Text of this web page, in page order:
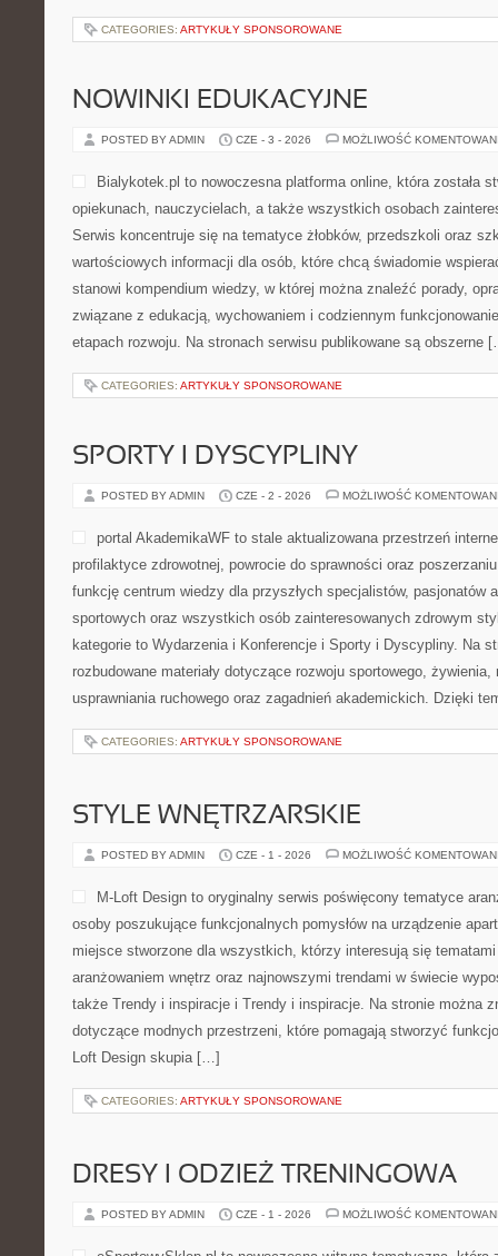
CATEGORIES: ARTYKUŁY SPONSOROWANE
NOWINKI EDUKACYJNE
POSTED BY ADMIN CZE - 3 - 2026 MOŻLIWOŚĆ
Bialykotek.pl to nowoczesna platforma online, która została
opiekunach, nauczycielach, a także wszystkich osobach
Serwis koncentruje się na tematyce żłobków, przedszkoli oraz
wartościowych informacji dla osób, które chcą świadomie
stanowi kompendium wiedzy, w której można znaleźć porady,
związane z edukacją, wychowaniem i codziennym
etapach rozwoju. Na stronach serwisu publikowane są obszerne
CATEGORIES: ARTYKUŁY SPONSOROWANE
SPORTY I DYSCYPLINY
POSTED BY ADMIN CZE - 2 - 2026 MOŻLIWOŚĆ
portal AkademikaWF to stale aktualizowana przestrzeń
profilaktyce zdrowotnej, powrocie do sprawności oraz
funkcję centrum wiedzy dla przyszłych specjalistów, pasjonatów
sportowych oraz wszystkich osób zainteresowanych zdrowym
kategorie to Wydarzenia i Konferencje i Sporty i Dyscypliny. Na
rozbudowane materiały dotyczące rozwoju sportowego, żywienia,
usprawniania ruchowego oraz zagadnień akademickich. Dzięki
CATEGORIES: ARTYKUŁY SPONSOROWANE
STYLE WNĘTRZARSKIE
POSTED BY ADMIN CZE - 1 - 2026 MOŻLIWOŚĆ
M-Loft Design to oryginalny serwis poświęcony tematyce
osoby poszukujące funkcjonalnych pomysłów na urządzenie
miejsce stworzone dla wszystkich, którzy interesują się
aranżowaniem wnętrz oraz najnowszymi trendami w świecie
także Trendy i inspiracje i Trendy i inspiracje. Na stronie można
dotyczące modnych przestrzeni, które pomagają stworzyć
Loft Design skupia […]
CATEGORIES: ARTYKUŁY SPONSOROWANE
DRESY I ODZIEŻ TRENINGOWA
POSTED BY ADMIN CZE - 1 - 2026 MOŻLIWOŚĆ